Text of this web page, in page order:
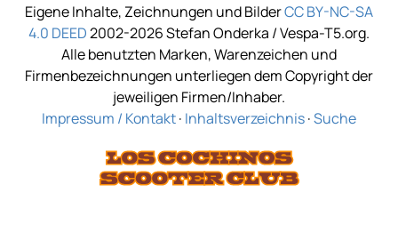
Eigene Inhalte, Zeichnungen und BilderCC BY-NC-SA
4.0 DEED2002-2026 Stefan Onderka / Vespa-T5.org.
Alle benutzten Marken, Warenzeichen und
Firmenbezeichnungen unterliegen dem Copyright der
jeweiligen Firmen/Inhaber.
Impressum / Kontakt· Inhaltsverzeichnis·Suche